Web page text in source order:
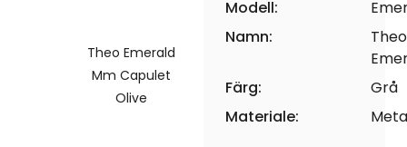
Theo Emerald
Mm Capulet
Olive
Modell:
Namn:
Theo
Färg:
Grå
Materiale: